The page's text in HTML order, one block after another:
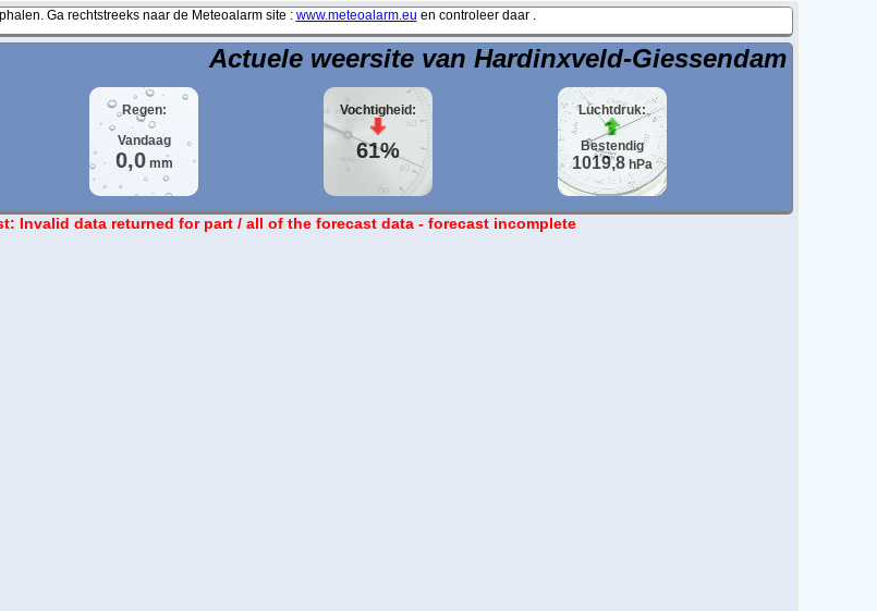
Ga rechtstreeks naar de Meteoalarm site : www.meteoalarm.eu en controleer daar .
Actuele weersite van Hardinxveld-Giessendam
Regen:
Vandaag
0,0mm
Vochtigheid:
61%
Luchtdruk:
Bestendig
1019,8 hPa
Invalid data returned for part / all of the forecast data - forecast incomplete